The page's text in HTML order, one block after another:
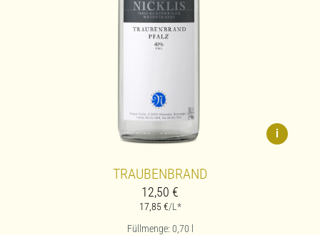
i
TRAUBENBRAND
12,50 €
17,85€/L*
Füllmenge: 0,70